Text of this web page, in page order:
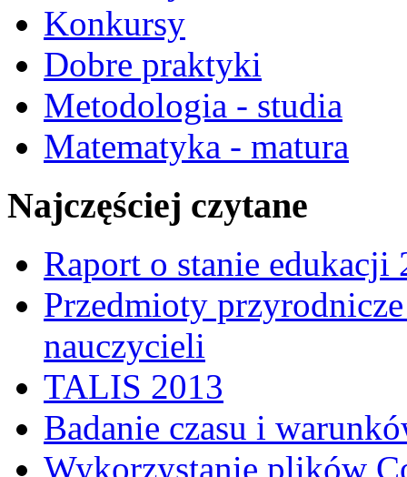
Konkursy
Dobre praktyki
Metodologia - studia
Matematyka - matura
Najczęściej czytane
Raport o stanie edukacji
Przedmioty
nauczycieli
TALIS 2013
Badanie czasu i
Wykorzystanie plików